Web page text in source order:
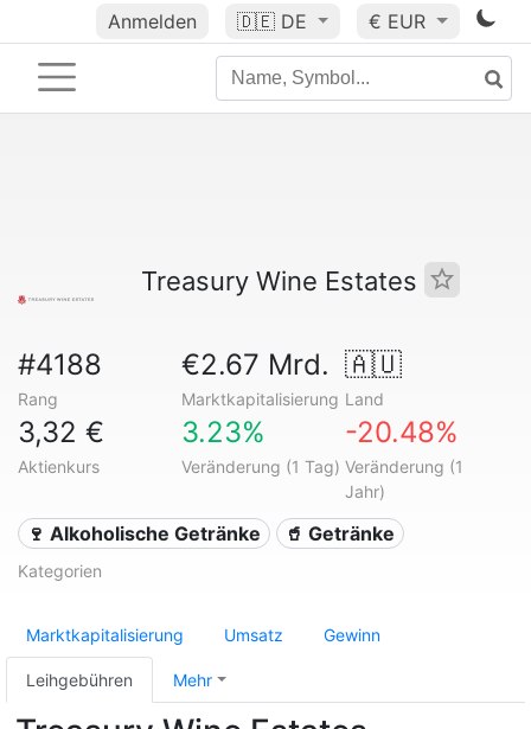
Anmelden 🇩🇪 DE € EUR
Treasury Wine Estates
#4188
Rang
€2.67 Mrd.
Marktkapitalisierung
🇦🇺
Land
3,32 €
Aktienkurs
3.23%
Veränderung (1 Tag)
-20.48%
Veränderung (1
Jahr)
🍷 Alkoholische Getränke 🥤 Getränke
Kategorien
Marktkapitalisierung Umsatz Gewinn
Leihgebühren Mehr